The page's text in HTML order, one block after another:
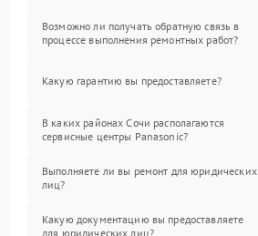
Возможно ли получать обратную связь в
процессе выполнения ремонтных работ?
Какую гарантию вы предоставляете?
В каких районах Сочи располагаются
сервисные центры Panasonic?
Выполняете ли вы ремонт для юридических
лиц?
Какую документацию вы предоставляете
для юридических лиц?